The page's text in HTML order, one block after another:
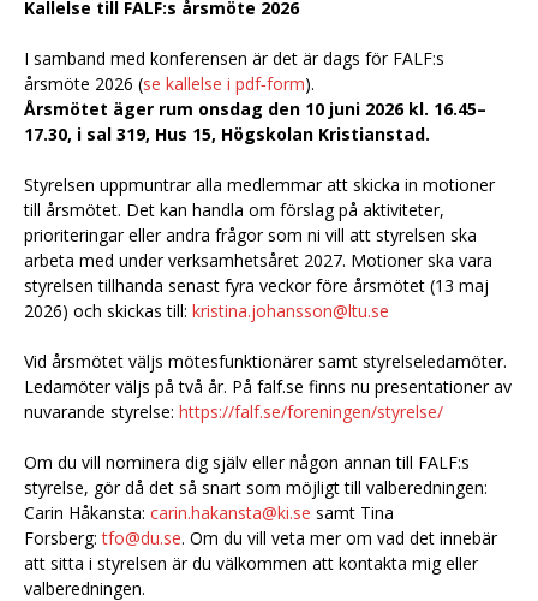
Kallelse till FALF:s årsmöte 2026
I samband med konferensen är det är dags för FALF:s
årsmöte 2026 (se kallelse i pdf‑form).
Årsmötet äger rum onsdag den 10 juni 2026 kl. 16.45–
17.30, i sal 319, Hus 15, Högskolan Kristianstad.
Styrelsen uppmuntrar alla medlemmar att skicka in motioner
till årsmötet. Det kan handla om förslag på aktiviteter,
prioriteringar eller andra frågor som ni vill att styrelsen ska
arbeta med under verksamhetsåret 2027. Motioner ska vara
styrelsen tillhanda senast fyra veckor före årsmötet (13 maj
2026) och skickas till: kristina.johansson@ltu.se
Vid årsmötet väljs mötesfunktionärer samt styrelseledamöter.
Ledamöter väljs på två år. På falf.se finns nu presentationer av
nuvarande styrelse: https://falf.se/foreningen/styrelse/
Om du vill nominera dig själv eller någon annan till FALF:s
styrelse, gör då det så snart som möjligt till valberedningen:
Carin Håkansta: carin.hakansta@ki.se samt Tina
Forsberg:tfo@du.se. Om du vill veta mer om vad det innebär
att sitta i styrelsen är du välkommen att kontakta mig eller
valberedningen.